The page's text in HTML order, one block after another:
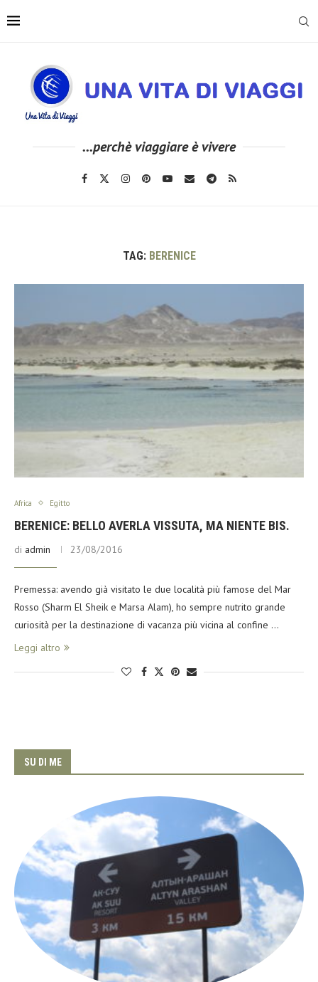
...perchè viaggiare è vivere
TAG: BERENICE
Africa Egitto
BERENICE: BELLO AVERLA VISSUTA, MA NIENTE BIS.
di admin 23/08/2016
Premessa: avendo già visitato le due località più famose del Mar
Rosso (Sharm El Sheik e Marsa Alam), ho sempre nutrito grande
curiosità per la destinazione di vacanza più vicina al confine …
Leggi altro
SU DI ME